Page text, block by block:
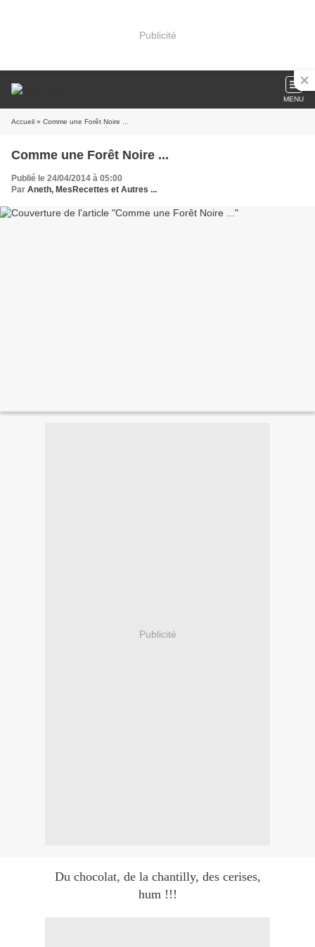
Publicité
MENU
Accueil » Comme une Forêt Noire ...
Comme une Forêt Noire ...
Publié le 24/04/2014 à 05:00
Par Aneth, MesRecettes et Autres ...
Publicité
Du chocolat, de la chantilly, des cerises,
hum !!!